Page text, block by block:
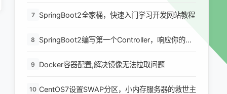
7 SpringBoot2全家桶，快速入门学习开发网站教程
8
SpringBoot2编写第一个Controller，响应你的
9 Docker容器配置,解决镜像无法拉取问题
10 CentOS7设置SWAP分区，小内存服务器的救世主